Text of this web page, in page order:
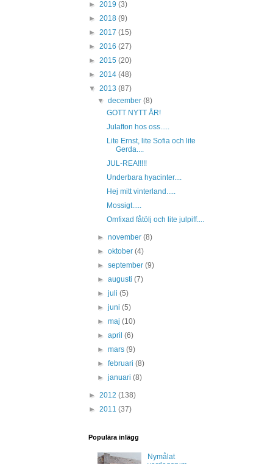
► 2019 (3)
► 2018 (9)
► 2017 (15)
► 2016 (27)
► 2015 (20)
► 2014 (48)
▼ 2013 (87)
▼december(8)
GOTT NYTT ÅR!
Julafton hos oss.....
Lite Ernst, lite Sofia och lite
Gerda....
JUL-REA!!!!!
Underbara hyacinter....
Hej mitt vinterland.....
Mossigt.....
Omfixad fåtölj och lite julpiff....
►november(8)
►oktober(4)
►september(9)
►augusti(7)
►juli(5)
►juni(5)
►maj(10)
►april(6)
►mars(9)
►februari(8)
►januari(8)
► 2012 (138)
► 2011 (37)
Populära inlägg
Nymålat